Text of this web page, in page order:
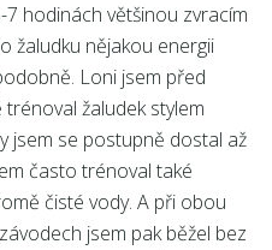
hodinách většinou zvracím
žaludku nějakou energii
Loni jsem před
žaludek stylem
jsem se postupně dostal až
často trénoval také
čisté vody. A při obou
jsem pak běžel bez